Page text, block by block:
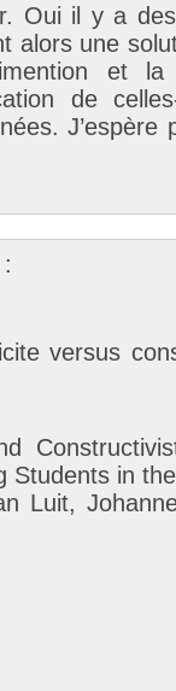
Oui il y a
alors une
et
de
J’espère
versus
Students in
Luit,